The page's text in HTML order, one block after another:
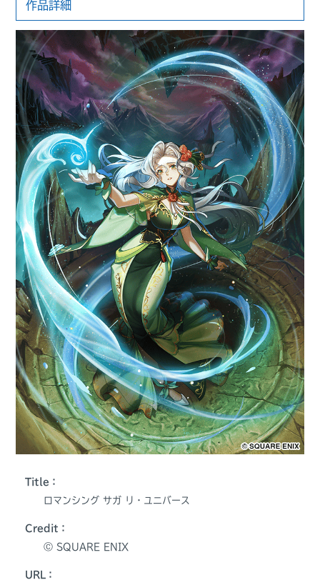
作品詳細
Title：
ロマンシング サガ リ・ユニバース
Credit：
Ⓒ SQUARE ENIX
URL：